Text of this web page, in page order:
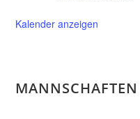
Kalender anzeigen
MANNSCHAFTEN